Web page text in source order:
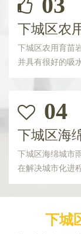
下城区农
下城区农用育苗
并具有很好的吸
04
下城区海
下城区海绵城市
在解决城市化进
下城